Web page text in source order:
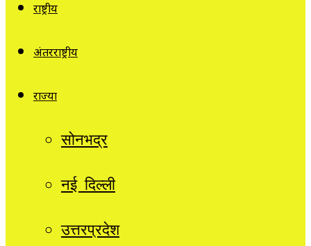
राष्ट्रीय
अंतरराष्ट्रीय
राज्यों
सोनभद्र
नई दिल्ली
उत्तरप्रदेश